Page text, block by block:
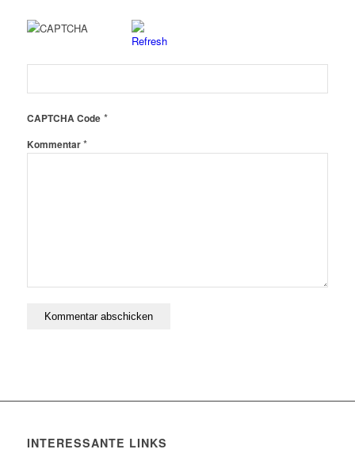
CAPTCHA Code*
Kommentar*
INTERESSANTE LINKS